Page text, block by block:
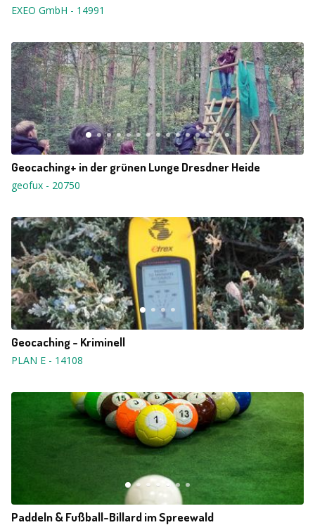
EXEO GmbH - 14991
Geocaching+ in der grünen Lunge Dresdner Heide
geofux - 20750
Geocaching - Kriminell
PLAN E - 14108
Paddeln & Fußball-Billard im Spreewald